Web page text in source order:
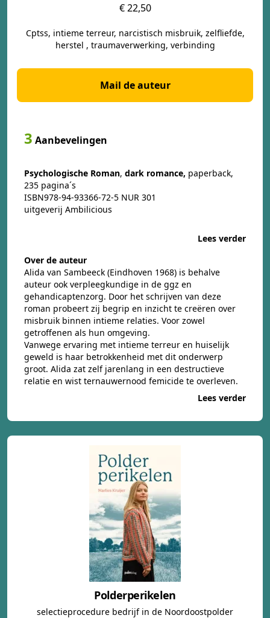
€ 22,50
Cptss, intieme terreur, narcistisch misbruik, zelfliefde,
herstel , traumaverwerking, verbinding
Mail de auteur
3 Aanbevelingen
Psychologische Roman, dark romance, paperback,
235 pagina´s
ISBN978-94-93366-72-5 NUR 301
uitgeverij Ambilicious
Lees verder
Over de auteur
Alida van Sambeeck (Eindhoven 1968) is behalve
auteur ook verpleegkundige in de ggz en
gehandicaptenzorg. Door het schrijven van deze
roman probeert zij begrip en inzicht te creëren over
misbruik binnen intieme relaties. Voor zowel
getroffenen als hun omgeving.
Vanwege ervaring met intieme terreur en huiselijk
geweld is haar betrokkenheid met dit onderwerp
groot. Alida zat zelf jarenlang in een destructieve
relatie en wist ternauwernood femicide te overleven.
Lees verder
Polderperikelen
selectieprocedure bedrijf in de Noordoostpolder